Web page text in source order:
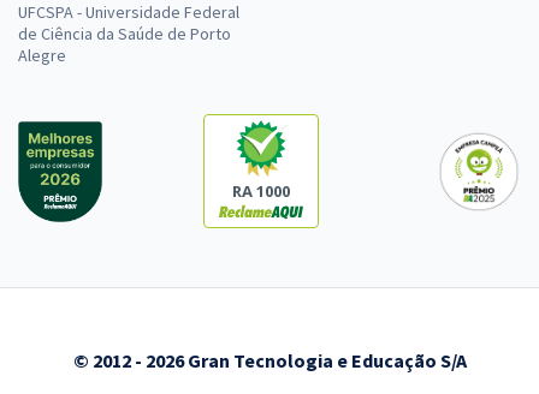
UFCSPA - Universidade Federal
de Ciência da Saúde de Porto
Alegre
RA 1000
© 2012 - 2026 Gran Tecnologia e Educação S/A